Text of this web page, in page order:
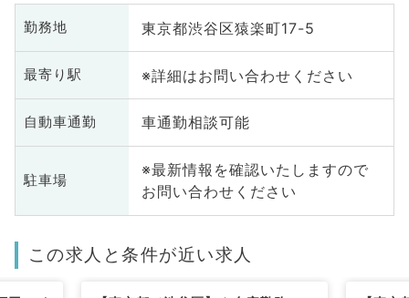
勤務地 東京都渋谷区猿楽町17-5
最寄り駅 ※詳細はお問い合わせください
自動車通勤 車通勤相談可能
駐車場
※最新情報を確認いたしますので
お問い合わせください
この求人と条件が近い求人